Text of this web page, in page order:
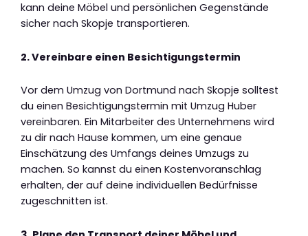
kann deine Möbel und persönlichen Gegenstände
sicher nach Skopje transportieren.
2. Vereinbare einen Besichtigungstermin
Vor dem Umzug von Dortmund nach Skopje solltest
du einen Besichtigungstermin mit Umzug Huber
vereinbaren. Ein Mitarbeiter des Unternehmens wird
zu dir nach Hause kommen, um eine genaue
Einschätzung des Umfangs deines Umzugs zu
machen. So kannst du einen Kostenvoranschlag
erhalten, der auf deine individuellen Bedürfnisse
zugeschnitten ist.